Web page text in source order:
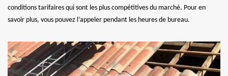
conditions tarifaires qui sont les plus compétitives du marché. Pour en
savoir plus, vous pouvez l’appeler pendant les heures de bureau.